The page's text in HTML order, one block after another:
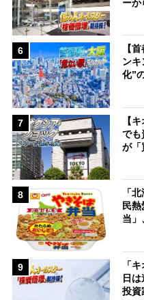
ー
6
【
ンキ
化”
7
【
でも
が
8
「
民
当
9
「
日
投